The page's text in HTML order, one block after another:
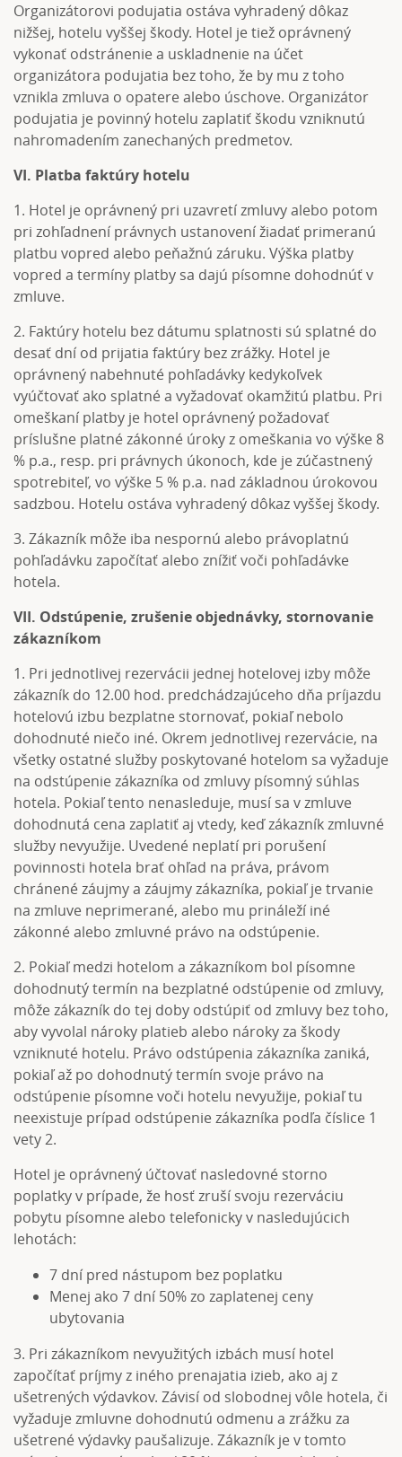
Organizátorovi podujatia ostáva vyhradený dôkaz
nižšej, hotelu vyššej škody. Hotel je tiež oprávnený
vykonať odstránenie a uskladnenie na účet
organizátora podujatia bez toho, že by mu z toho
vznikla zmluva o opatere alebo úschove. Organizátor
podujatia je povinný hotelu zaplatiť škodu vzniknutú
nahromadením zanechaných predmetov.
VI. Platba faktúry hotelu
1. Hotel je oprávnený pri uzavretí zmluvy alebo potom
pri zohľadnení právnych ustanovení žiadať primeranú
platbu vopred alebo peňažnú záruku. Výška platby
vopred a termíny platby sa dajú písomne dohodnúť v
zmluve.
2. Faktúry hotelu bez dátumu splatnosti sú splatné do
desať dní od prijatia faktúry bez zrážky. Hotel je
oprávnený nabehnuté pohľadávky kedykoľvek
vyúčtovať ako splatné a vyžadovať okamžitú platbu. Pri
omeškaní platby je hotel oprávnený požadovať
príslušne platné zákonné úroky z omeškania vo výške 8
% p.a., resp. pri právnych úkonoch, kde je zúčastnený
spotrebiteľ, vo výške 5 % p.a. nad základnou úrokovou
sadzbou. Hotelu ostáva vyhradený dôkaz vyššej škody.
3. Zákazník môže iba nespornú alebo právoplatnú
pohľadávku započítať alebo znížiť voči pohľadávke
hotela.
VII. Odstúpenie, zrušenie objednávky, stornovanie
zákazníkom
1. Pri jednotlivej rezervácii jednej hotelovej izby môže
zákazník do 12.00 hod. predchádzajúceho dňa príjazdu
hotelovú izbu bezplatne stornovať, pokiaľ nebolo
dohodnuté niečo iné. Okrem jednotlivej rezervácie, na
všetky ostatné služby poskytované hotelom sa vyžaduje
na odstúpenie zákazníka od zmluvy písomný súhlas
hotela. Pokiaľ tento nenasleduje, musí sa v zmluve
dohodnutá cena zaplatiť aj vtedy, keď zákazník zmluvné
služby nevyužije. Uvedené neplatí pri porušení
povinnosti hotela brať ohľad na práva, právom
chránené záujmy a záujmy zákazníka, pokiaľ je trvanie
na zmluve neprimerané, alebo mu prináleží iné
zákonné alebo zmluvné právo na odstúpenie.
2. Pokiaľ medzi hotelom a zákazníkom bol písomne
dohodnutý termín na bezplatné odstúpenie od zmluvy,
môže zákazník do tej doby odstúpiť od zmluvy bez toho,
aby vyvolal nároky platieb alebo nároky za škody
vzniknuté hotelu. Právo odstúpenia zákazníka zaniká,
pokiaľ až po dohodnutý termín svoje právo na
odstúpenie písomne voči hotelu nevyužije, pokiaľ tu
neexistuje prípad odstúpenie zákazníka podľa číslice 1
vety 2.
Hotel je oprávnený účtovať nasledovné storno
poplatky v prípade, že hosť zruší svoju rezerváciu
pobytu písomne alebo telefonicky v nasledujúcich
lehotách:
7 dní pred nástupom bez poplatku
Menej ako 7 dní 50% zo zaplatenej ceny
ubytovania
3. Pri zákazníkom nevyužitých izbách musí hotel
započítať príjmy z iného prenajatia izieb, ako aj z
ušetrených výdavkov. Závisí od slobodnej vôle hotela, či
vyžaduje zmluvne dohodnutú odmenu a zrážku za
ušetrené výdavky paušalizuje. Zákazník je v tomto